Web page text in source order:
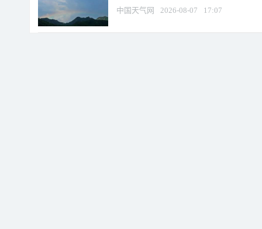
中国天气网 2026-08-07 17:07